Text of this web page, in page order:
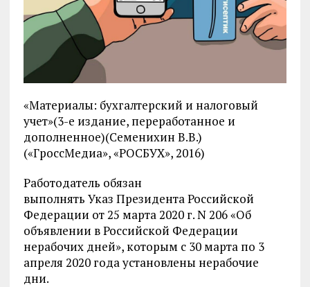
«Материалы: бухгалтерский и налоговый
учет»(3-е издание, переработанное и
дополненное)(Семенихин В.В.)
(«ГроссМедиа», «РОСБУХ», 2016)
Работодатель обязан
выполнять Указ Президента Российской
Федерации от 25 марта 2020 г. N 206 «Об
объявлении в Российской Федерации
нерабочих дней», которым с 30 марта по 3
апреля 2020 года установлены нерабочие
дни.